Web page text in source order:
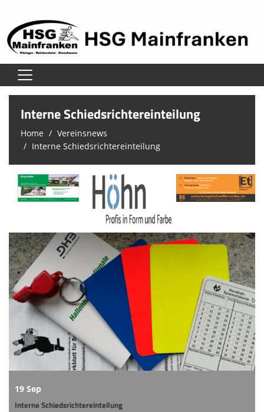
Home
Herren
Damen
Jugend
Trainingszeiten
Online-Shop
Informationen
Sponsoring
Links
Interne Schiedsrichtereinteilung
Home
Vereinsnews
Interne Schiedsrichtereinteilung
19 Sep
Interne Schiedsrichtereinteilung